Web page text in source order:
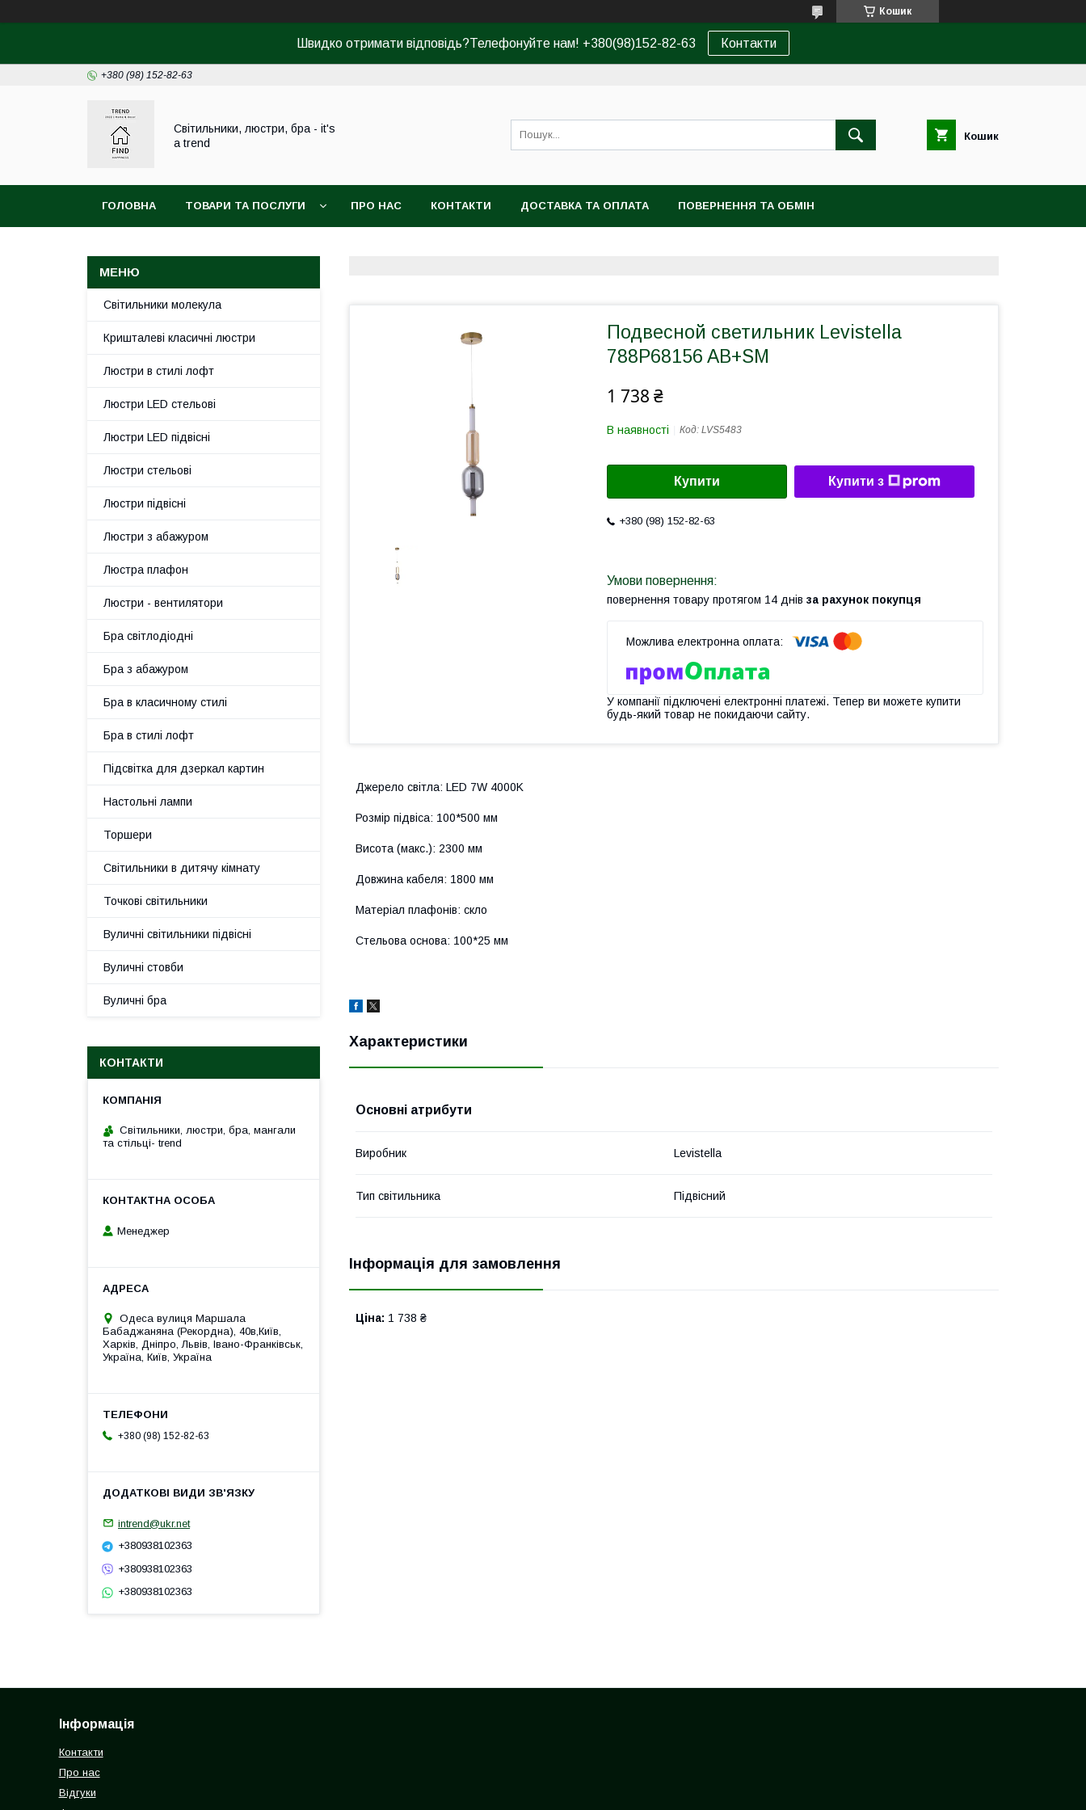
Кошик
Швидко отримати відповідь?Телефонуйте нам! +380(98)152-82-63 Контакти
+380 (98) 152-82-63
Світильники, люстри, бра - it's
a trend
Кошик
ГОЛОВНА ТОВАРИ ТА ПОСЛУГИ ПРО НАС КОНТАКТИ ДОСТАВКА ТА ОПЛАТА ПОВЕРНЕННЯ ТА ОБМІН
Подвесной светильник Levistella
788P68156 AB+SM
1 738 ₴
В наявності Код: LVS5483
Купити Купити з
+380 (98) 152-82-63
повернення товару протягом 14 днів за рахунок покупця
У компанії підключені електронні платежі. Тепер ви можете купити
будь-який товар не покидаючи сайту.
Джерело світла: LED 7W 4000K
Розмір підвіса: 100*500 мм
Висота (макс.): 2300 мм
Довжина кабеля: 1800 мм
Матеріал плафонів: скло
Стельова основа: 100*25 мм
Характеристики
Основні атрибути
Виробник Levistella
Тип світильника Підвісний
Інформація для замовлення
Ціна: 1 738 ₴
Світильники молекула
Кришталеві класичні люстри
Люстри в стилі лофт
Люстри LED стельові
Люстри LED підвісні
Люстри стельові
Люстри підвісні
Люстри з абажуром
Люстра плафон
Люстри - вентилятори
Бра світлодіодні
Бра з абажуром
Бра в класичному стилі
Бра в стилі лофт
Підсвітка для дзеркал картин
Настольні лампи
Торшери
Світильники в дитячу кімнату
Точкові світильники
Вуличні світильники підвісні
Вуличні стовби
Вуличні бра
КОНТАКТИ
Cвітильники, люстри, бра, мангали
та стільці- trend
Менеджер
Одеса вулиця Маршала
Бабаджаняна (Рекордна), 40в,Київ,
Харків, Дніпро, Львів, Івано-Франківськ,
Україна, Київ, Україна
+380 (98) 152-82-63
intrend@ukr.net
+380938102363
+380938102363
+380938102363
Інформація
Контакти
Про нас
Відгуки